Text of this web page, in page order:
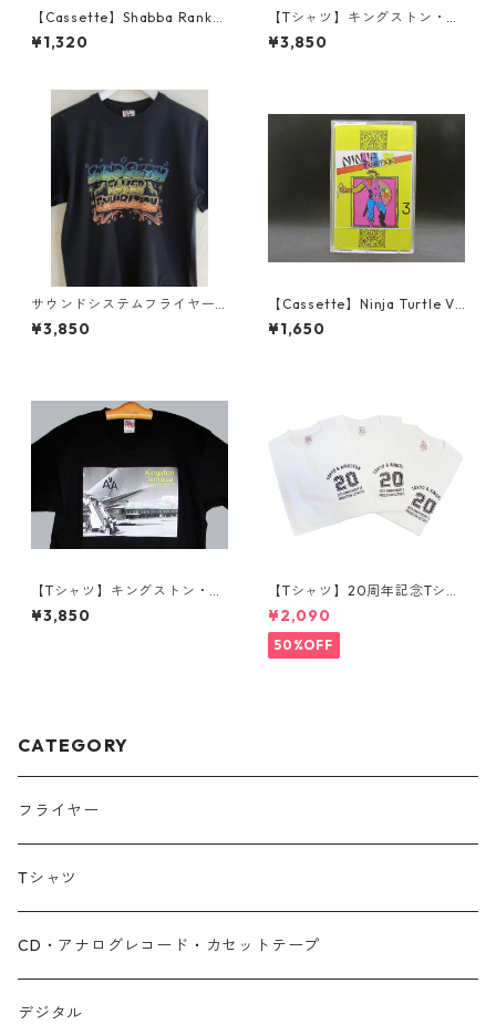
【Cassette】Shabba Ranks
Featuring KRS-1 The Jam
¥1,320
【Tシャツ】キングストン・ノ
ーマン・マンレー国際空港シ
リーズ
¥3,850
サウンドシステムフライヤー
展 Tシャツ
¥3,850
【Cassette】Ninja Turtle Vo
l.3 / V.A
¥1,650
【Tシャツ】キングストン・ノ
ーマン・マンレー国際空港シ
リーズ
¥3,850
【Tシャツ】20周年記念Tシャ
ツ
¥2,090
50%OFF
CATEGORY
フライヤー
Tシャツ
CD・アナログレコード・カセットテープ
デジタル